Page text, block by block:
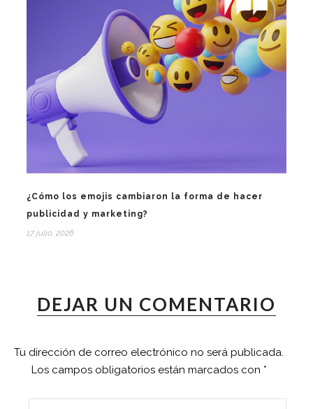
¿Cómo los emojis cambiaron la forma de hacer
publicidad y marketing?
17 julio, 2026
DEJAR UN COMENTARIO
Tu dirección de correo electrónico no será publicada.
Los campos obligatorios están marcados con *